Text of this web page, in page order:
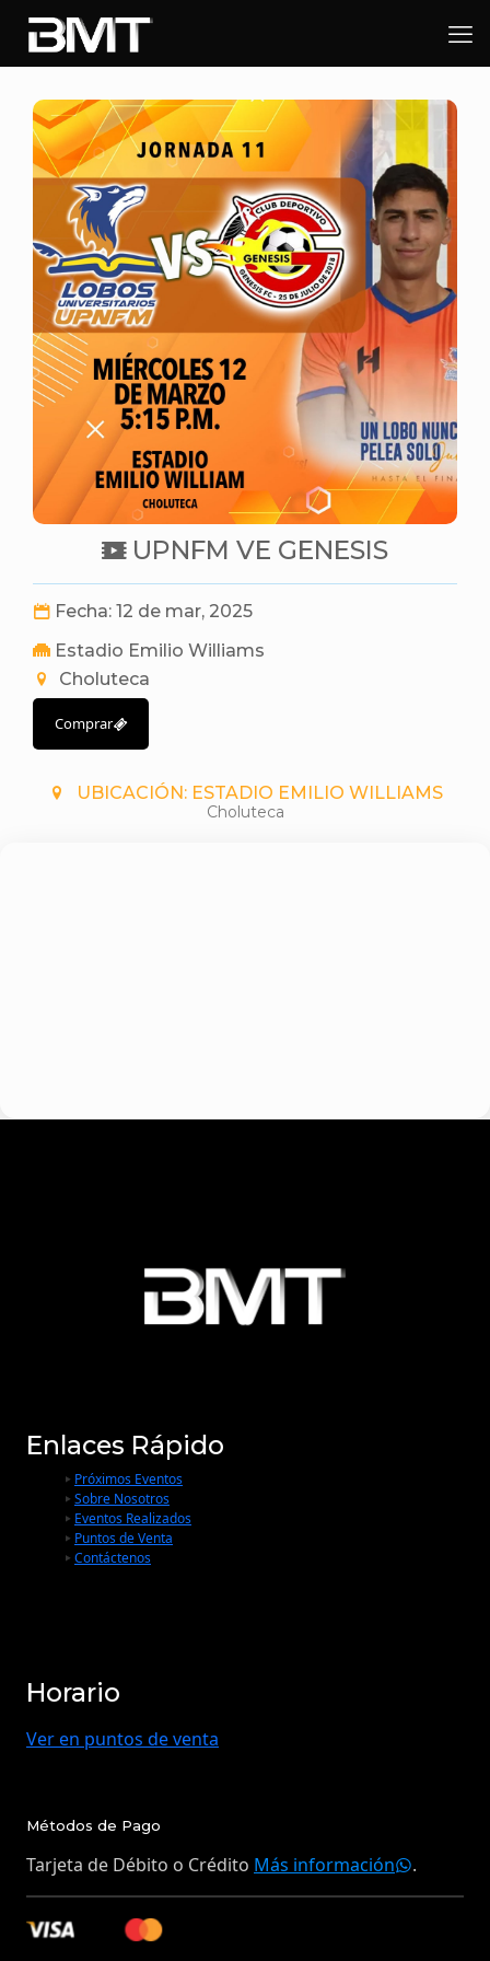
UPNFM VE GENESIS
Fecha: 12 de mar, 2025
Estadio Emilio Williams
Choluteca
Comprar
UBICACIÓN: ESTADIO EMILIO WILLIAMS
Choluteca
Enlaces Rápido
Próximos Eventos
Sobre Nosotros
Eventos Realizados
Puntos de Venta
Contáctenos
Horario
Ver en puntos de venta
Métodos de Pago
Tarjeta de Débito o Crédito Más información .